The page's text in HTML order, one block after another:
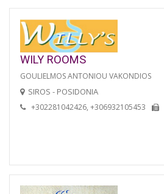
WILY ROOMS
GOULIELMOS ANTONIOU VAKONDIOS
SIROS - POSIDONIA
+302281042426, +306932105453